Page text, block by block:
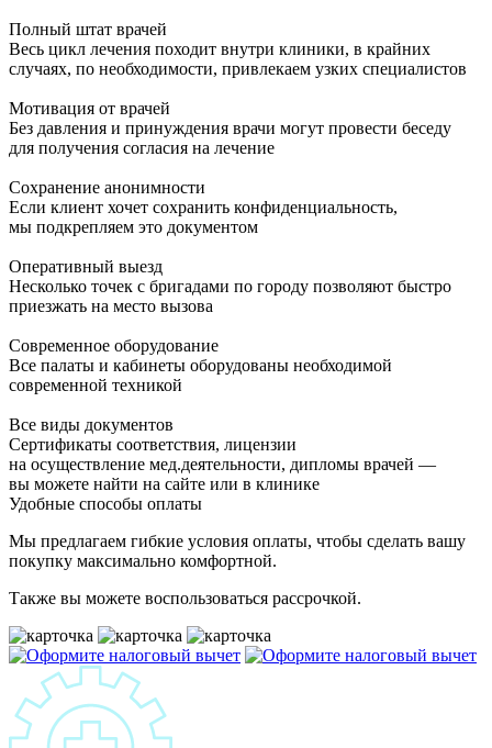
Полный штат врачей
Весь цикл лечения походит внутри клиники, в крайних
случаях, по необходимости, привлекаем узких специалистов
Мотивация от врачей
Без давления и принуждения врачи могут провести беседу
для получения согласия на лечение
Сохранение анонимности
Если клиент хочет сохранить конфиденциальность,
мы подкрепляем это документом
Оперативный выезд
Несколько точек с бригадами по городу позволяют быстро
приезжать на место вызова
Современное оборудование
Все палаты и кабинеты оборудованы необходимой
современной техникой
Все виды документов
Сертификаты соответствия, лицензии
на осуществление мед.деятельности, дипломы врачей —
вы можете найти на сайте или в клинике
Удобные способы оплаты
Мы предлагаем гибкие условия оплаты, чтобы сделать вашу
покупку максимально комфортной.
Также вы можете воспользоваться рассрочкой.